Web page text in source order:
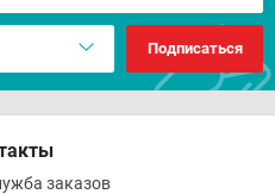
Подписаться
заказов